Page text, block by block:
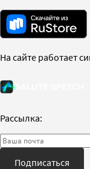
На сайте работает
Рассылка:
Подписаться